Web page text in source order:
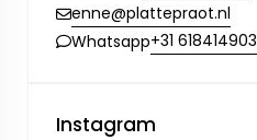
enne@plattepraot.nl
Whatsapp+31 618414903
Instagram